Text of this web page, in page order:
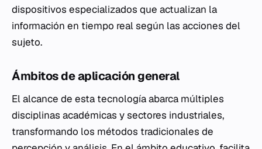
dispositivos especializados que actualizan la
información en tiempo real según las acciones del
sujeto.
Ámbitos de aplicación general
El alcance de esta tecnología abarca múltiples
disciplinas académicas y sectores industriales,
transformando los métodos tradicionales de